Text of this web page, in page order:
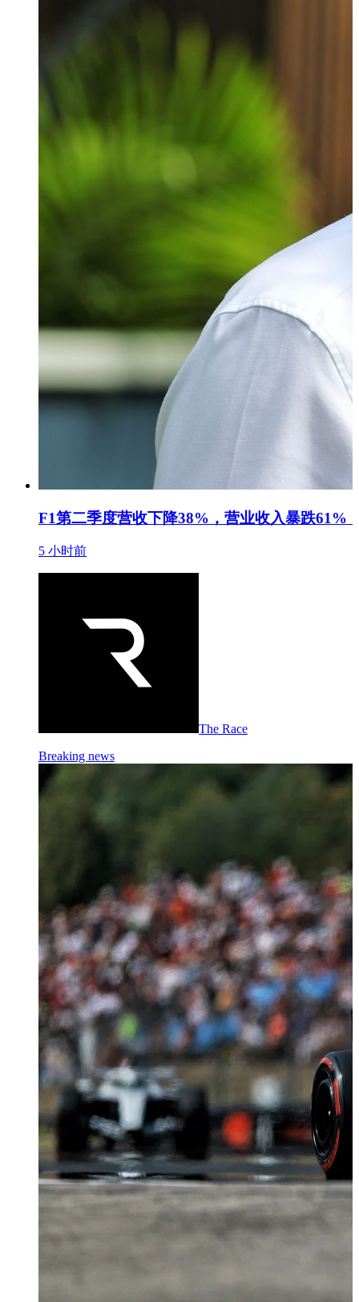
F1第二季度营收下降38%，营业收入暴跌61%
5 小时前
The Race
Breaking news